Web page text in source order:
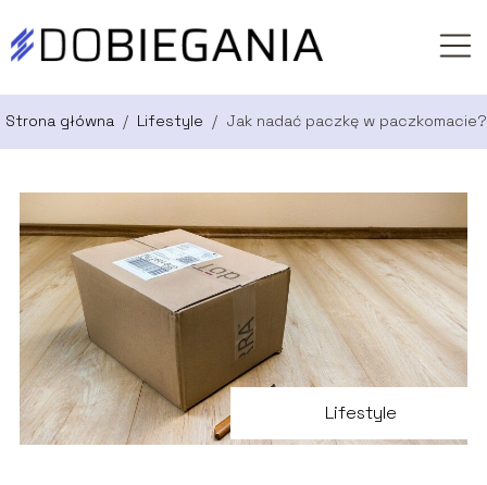
Strona główna / Lifestyle / Jak nadać paczkę w paczkomacie?
Lifestyle